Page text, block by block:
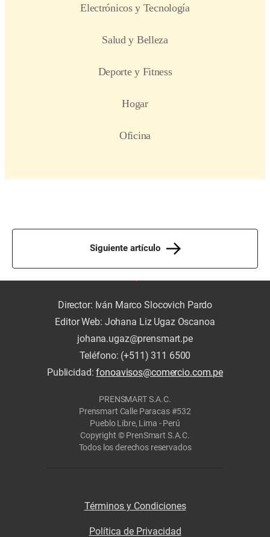
Siguiente artículo
Director: Iván Marco Slocovich Pardo
Editor Web: Johana Liz Ugaz Oscanoa
johana.ugaz@prensmart.pe
Teléfono: (+511) 311 6500
Publicidad:fonoavisos@comercio.com.pe
PRENSMART S.A.C.
Prensmart Calle Paracas #532
Pueblo Libre, Lima - Perú
Copyright © PrenSmart S.A.C.
Todos los derechos reservados
Términos y Condiciones
Política de Privacidad